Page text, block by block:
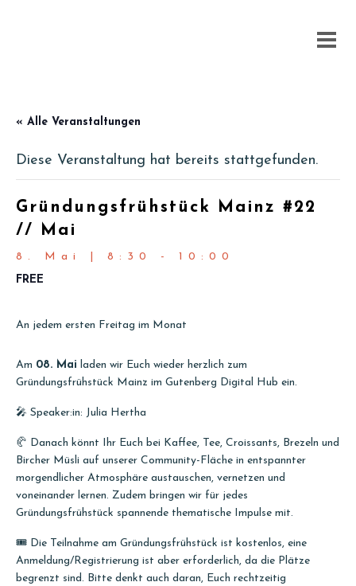
« Alle Veranstaltungen
Diese Veranstaltung hat bereits stattgefunden.
Gründungsfrühstück Mainz #22
// Mai
8. Mai | 8:30 - 10:00
FREE
An jedem ersten Freitag im Monat
Am 08. Mai laden wir Euch wieder herzlich zum
Gründungsfrühstück Mainz im Gutenberg Digital Hub ein.
🎤 Speaker:in: Julia Hertha
🥐 Danach könnt Ihr Euch bei Kaffee, Tee, Croissants, Brezeln und
Bircher Müsli auf unserer Community-Fläche in entspannter
morgendlicher Atmosphäre austauschen, vernetzen und
voneinander lernen. Zudem bringen wir für jedes
Gründungsfrühstück spannende thematische Impulse mit.
🎟️ Die Teilnahme am Gründungsfrühstück ist kostenlos, eine
Anmeldung/Registrierung ist aber erforderlich, da die Plätze
begrenzt sind. Bitte denkt auch daran, Euch rechtzeitig